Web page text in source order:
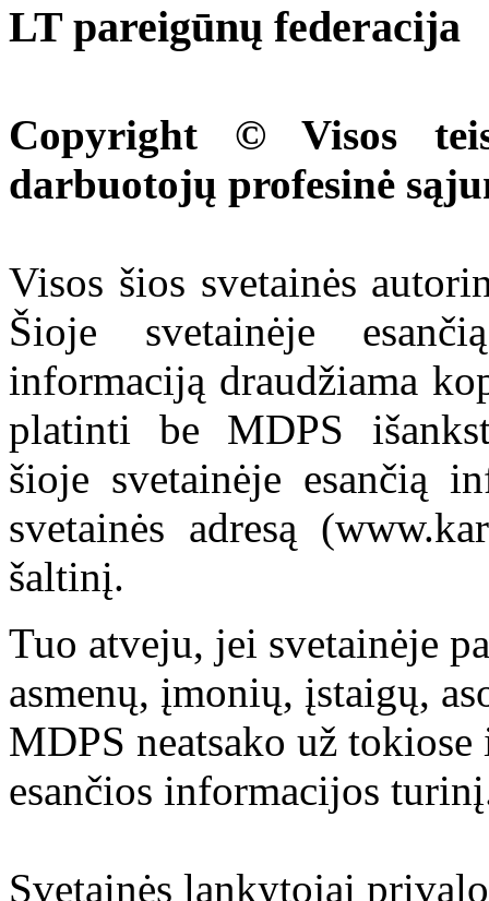
LT pareigūnų federacija
Copyright © Visos
darbuotojų profesinė
Visos šios svetainės
Šioje svetainėje
informaciją draudžiama
platinti be MDPS
šioje svetainėje esančią
svetainės adresą
šaltinį.
Tuo atveju, jei svetainėje
asmenų, įmonių, įstaigų,
MDPS neatsako už tokiose
esančios informacijos
Svetainės lankytojai